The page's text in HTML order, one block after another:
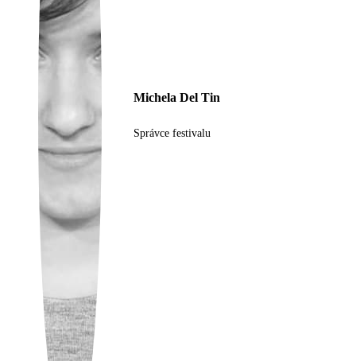
Ukrainian
Michela Del Tin
Správce festivalu